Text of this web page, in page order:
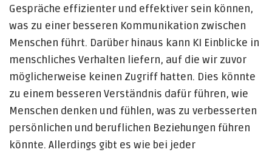
Gespräche effizienter und effektiver sein können,
was zu einer besseren Kommunikation zwischen
Menschen führt. Darüber hinaus kann KI Einblicke in
menschliches Verhalten liefern, auf die wir zuvor
möglicherweise keinen Zugriff hatten. Dies könnte
zu einem besseren Verständnis dafür führen, wie
Menschen denken und fühlen, was zu verbesserten
persönlichen und beruflichen Beziehungen führen
könnte. Allerdings gibt es wie bei jeder